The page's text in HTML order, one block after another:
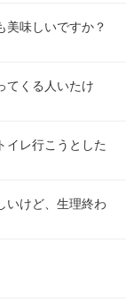
美味しいですか？
てくる人いたけ
イレ行こうとした
いけど、生理終わ